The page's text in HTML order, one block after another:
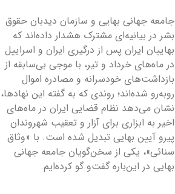
جامعه جهانی بهایی و سازمان دیدبان حقوق
بشر در بیانیه‌ای مشترک هشدار داده‌اند که
بهاییان ایران پس از درگیری ایران و اسراییل
در ماه‌های خرداد و تیر، با موجی بی‌سابقه از
بازداشت‌های خودسرانه و مصادره اموال
روبه‌رو شده‌اند؛ روندی که به گفته این نهاد‌ها،
نشان می‌دهد نظام قضایی ایران در ماه‌های
اخیر به ابزاری برای آزار و تعقیب شهروندان
پیرو آیین بهایی تبدیل شده است. با «وثاق
سنائی»، یکی از سخن‌گویان جامعه جهانی
بهایی در این‌باره گفت‌و گو کرده‌ایم.